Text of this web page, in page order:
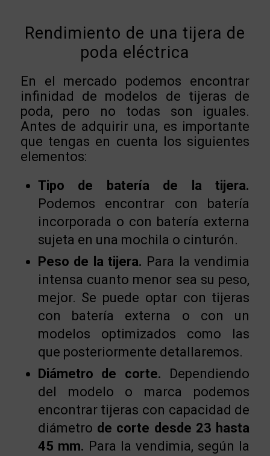
Rendimiento de una tijera de
poda eléctrica
En el mercado podemos encontrar
infinidad de modelos de tijeras de
poda, pero no todas son iguales.
Antes de adquirir una, es importante
que tengas en cuenta los siguientes
elementos:
Tipo de batería de la tijera.
Podemos encontrar con batería
incorporada o con batería externa
sujeta en una mochila o cinturón.
Peso de la tijera. Para la vendimia
intensa cuanto menor sea su peso,
mejor. Se puede optar con tijeras
con batería externa o con un
modelos optimizados como las
que posteriormente detallaremos.
Diámetro de corte. Dependiendo
del modelo o marca podemos
encontrar tijeras con capacidad de
diámetro de corte desde 23 hasta
45 mm. Para la vendimia, según la